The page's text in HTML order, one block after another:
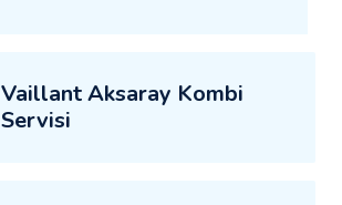
Vaillant Aksaray Kombi
Servisi